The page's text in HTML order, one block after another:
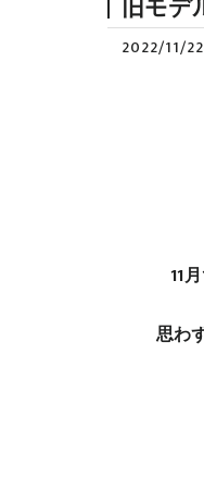
旧モデ
2022/11/22
11
思わ